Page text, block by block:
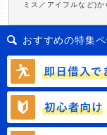
ミス／アイフルなど)
おすすめの特集ペ